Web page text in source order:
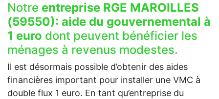
Notre entreprise RGE MAROILLES
(59550): aide du gouvernemental à
1 euro dont peuvent bénéficier les
ménages à revenus modestes.
Il est désormais possible d’obtenir des aides
financières important pour installer une VMC à
double flux 1 euro. En tant qu’entreprise du